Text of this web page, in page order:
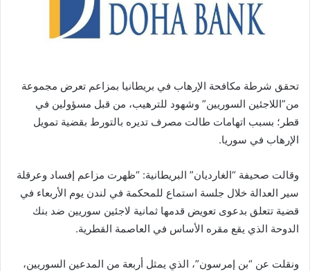
تحقق شرطة مكافحة الإرهاب في بريطانيا بمزاعم تعرض مجموعة
من”اللاجئين السوريين” وشهود للترهيب، من قبل مسؤولين في
قطر؛ بسبب اتهامات طالت مصرف تديره بالتورط بقضية تمويل
الإرهاب في سوريا.
وقالت صحيفة “الغارديان” البريطانية: “ظهرت مزاعم إفساد وعرقلة
سير العدالة خلال جلسة استماع للمحكمة في لندن يوم الأربعاء في
قضية تتعلق بدعوى تعويض قدمها ثمانية لاجئين سوريين ضد بنك
الدوحة الذي يقع مقره الأساس في العاصمة القطرية.
ونقلت عن “بن إمرسون”، الذي يمثل أربعة من المدعين السوريين،